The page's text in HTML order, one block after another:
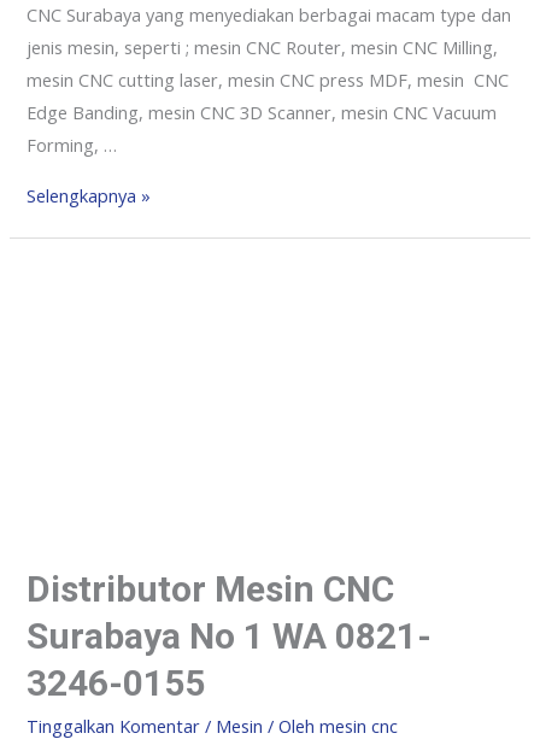
CNC Surabaya yang menyediakan berbagai macam type dan
jenis mesin, seperti ; mesin CNC Router, mesin CNC Milling,
mesin CNC cutting laser, mesin CNC press MDF, mesin CNC
Edge Banding, mesin CNC 3D Scanner, mesin CNC Vacuum
Forming, …
Selengkapnya »
Distributor Mesin CNC
Surabaya No 1 WA 0821-
3246-0155
Tinggalkan Komentar / Mesin / Olehmesin cnc